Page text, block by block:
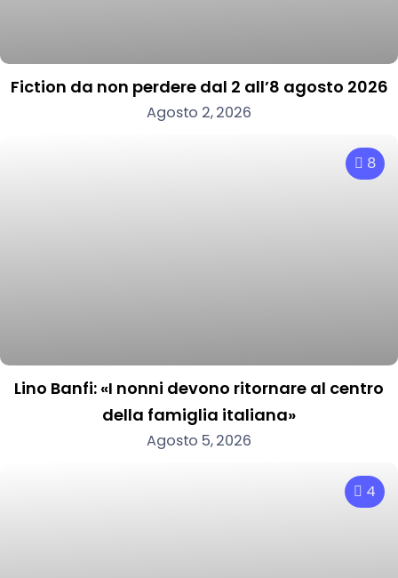
Fiction da non perdere dal 2 all’8 agosto 2026
Agosto 2, 2026
8
Lino Banfi: «I nonni devono ritornare al centro
della famiglia italiana»
Agosto 5, 2026
4